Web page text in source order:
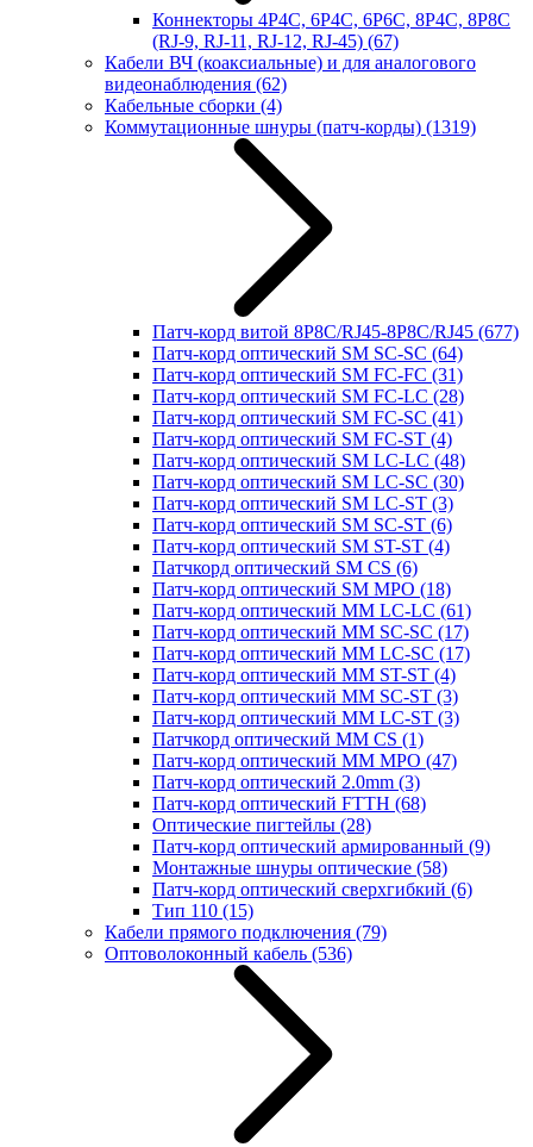
Коннекторы 4P4C, 6P4C, 6P6C, 8P4C, 8P8C
(RJ-9, RJ-11, RJ-12, RJ-45) (67)
Кабели ВЧ (коаксиальные) и для аналогового
видеонаблюдения (62)
Кабельные сборки (4)
Коммутационные шнуры (патч-корды) (1319)
Патч-корд витой 8P8C/RJ45-8P8C/RJ45 (677)
Патч-корд оптический SM SC-SC (64)
Патч-корд оптический SM FC-FC (31)
Патч-корд оптический SM FC-LC (28)
Патч-корд оптический SM FC-SC (41)
Патч-корд оптический SM FC-ST (4)
Патч-корд оптический SM LC-LC (48)
Патч-корд оптический SM LC-SC (30)
Патч-корд оптический SM LC-ST (3)
Патч-корд оптический SM SC-ST (6)
Патч-корд оптический SM ST-ST (4)
Патчкорд оптический SM CS (6)
Патч-корд оптический SM MPO (18)
Патч-корд оптический MM LC-LC (61)
Патч-корд оптический MM SC-SC (17)
Патч-корд оптический MM LC-SC (17)
Патч-корд оптический MM ST-ST (4)
Патч-корд оптический MM SC-ST (3)
Патч-корд оптический MM LC-ST (3)
Патчкорд оптический MM CS (1)
Патч-корд оптический MM MPO (47)
Патч-корд оптический 2.0mm (3)
Патч-корд оптический FTTH (68)
Оптические пигтейлы (28)
Патч-корд оптический армированный (9)
Монтажные шнуры оптические (58)
Патч-корд оптический сверхгибкий (6)
Тип 110 (15)
Кабели прямого подключения (79)
Оптоволоконный кабель (536)